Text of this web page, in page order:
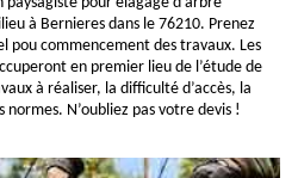
à Bernieres dans le 76210. Prenez
pou commencement des travaux. Les
en premier lieu de l’étude de
à réaliser, la difficulté d’accès, la
N’oubliez pas votre devis !